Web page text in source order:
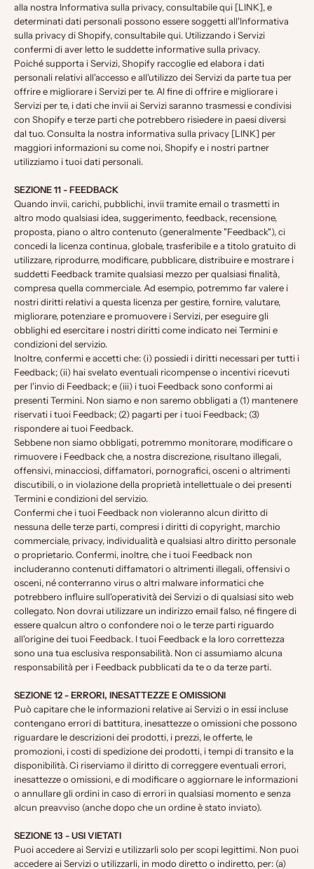
alla nostra Informativa sulla privacy, consultabile qui [LINK], e
determinati dati personali possono essere soggetti all'Informativa
sulla privacy di Shopify, consultabilequi. Utilizzando i Servizi
confermi di aver letto le suddette informative sulla privacy.
Poiché supporta i Servizi, Shopify raccoglie ed elabora i dati
personali relativi all'accesso e all'utilizzo dei Servizi da parte tua per
offrire e migliorare i Servizi per te. Al fine di offrire e migliorare i
Servizi per te, i dati che invii ai Servizi saranno trasmessi e condivisi
con Shopify e terze parti che potrebbero risiedere in paesi diversi
dal tuo. Consulta la nostra informativa sulla privacy [LINK] per
maggiori informazioni su come noi, Shopify e i nostri partner
utilizziamo i tuoi dati personali.
SEZIONE 11 - FEEDBACK
Quando invii, carichi, pubblichi, invii tramite email o trasmetti in
altro modo qualsiasi idea, suggerimento, feedback, recensione,
proposta, piano o altro contenuto (generalmente "Feedback"), ci
concedi la licenza continua, globale, trasferibile e a titolo gratuito di
utilizzare, riprodurre, modificare, pubblicare, distribuire e mostrare i
suddetti Feedback tramite qualsiasi mezzo per qualsiasi finalità,
compresa quella commerciale. Ad esempio, potremmo far valere i
nostri diritti relativi a questa licenza per gestire, fornire, valutare,
migliorare, potenziare e promuovere i Servizi, per eseguire gli
obblighi ed esercitare i nostri diritti come indicato nei Termini e
condizioni del servizio.
Inoltre, confermi e accetti che: (i) possiedi i diritti necessari per tutti i
Feedback; (ii) hai svelato eventuali ricompense o incentivi ricevuti
per l'invio di Feedback; e (iii) i tuoi Feedback sono conformi ai
presenti Termini. Non siamo e non saremo obbligati a (1) mantenere
riservati i tuoi Feedback; (2) pagarti per i tuoi Feedback; (3)
rispondere ai tuoi Feedback.
Sebbene non siamo obbligati, potremmo monitorare, modificare o
rimuovere i Feedback che, a nostra discrezione, risultano illegali,
offensivi, minacciosi, diffamatori, pornografici, osceni o altrimenti
discutibili, o in violazione della proprietà intellettuale o dei presenti
Termini e condizioni del servizio.
Confermi che i tuoi Feedback non violeranno alcun diritto di
nessuna delle terze parti, compresi i diritti di copyright, marchio
commerciale, privacy, individualità e qualsiasi altro diritto personale
o proprietario. Confermi, inoltre, che i tuoi Feedback non
includeranno contenuti diffamatori o altrimenti illegali, offensivi o
osceni, né conterranno virus o altri malware informatici che
potrebbero influire sull'operatività dei Servizi o di qualsiasi sito web
collegato. Non dovrai utilizzare un indirizzo email falso, né fingere di
essere qualcun altro o confondere noi o le terze parti riguardo
all'origine dei tuoi Feedback. I tuoi Feedback e la loro correttezza
sono una tua esclusiva responsabilità. Non ci assumiamo alcuna
responsabilità per i Feedback pubblicati da te o da terze parti.
SEZIONE 12 - ERRORI, INESATTEZZE E OMISSIONI
Può capitare che le informazioni relative ai Servizi o in essi incluse
contengano errori di battitura, inesattezze o omissioni che possono
riguardare le descrizioni dei prodotti, i prezzi, le offerte, le
promozioni, i costi di spedizione dei prodotti, i tempi di transito e la
disponibilità. Ci riserviamo il diritto di correggere eventuali errori,
inesattezze o omissioni, e di modificare o aggiornare le informazioni
o annullare gli ordini in caso di errori in qualsiasi momento e senza
alcun preavviso (anche dopo che un ordine è stato inviato).
SEZIONE 13 - USI VIETATI
Puoi accedere ai Servizi e utilizzarli solo per scopi legittimi. Non puoi
accedere ai Servizi o utilizzarli, in modo diretto o indiretto, per: (a)